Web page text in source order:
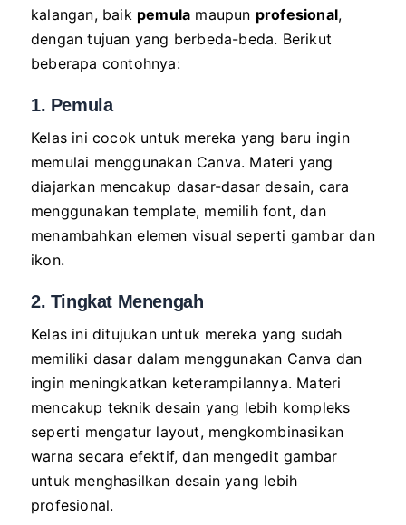
kalangan, baik pemula maupun profesional,
dengan tujuan yang berbeda-beda. Berikut
beberapa contohnya:
1. Pemula
Kelas ini cocok untuk mereka yang baru ingin
memulai menggunakan Canva. Materi yang
diajarkan mencakup dasar-dasar desain, cara
menggunakan template, memilih font, dan
menambahkan elemen visual seperti gambar dan
ikon.
2. Tingkat Menengah
Kelas ini ditujukan untuk mereka yang sudah
memiliki dasar dalam menggunakan Canva dan
ingin meningkatkan keterampilannya. Materi
mencakup teknik desain yang lebih kompleks
seperti mengatur layout, mengkombinasikan
warna secara efektif, dan mengedit gambar
untuk menghasilkan desain yang lebih
profesional.